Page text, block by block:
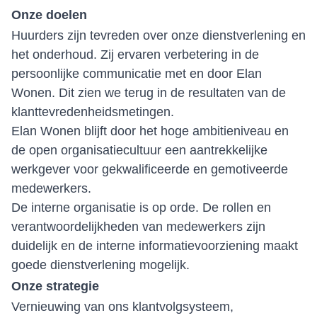
Onze doelen
Huurders zijn tevreden over onze dienstverlening en
het onderhoud. Zij ervaren verbetering in de
persoonlijke communicatie met en door Elan
Wonen. Dit zien we terug in de resultaten van de
klanttevredenheidsmetingen.
Elan Wonen blijft door het hoge ambitieniveau en
de open organisatiecultuur een aantrekkelijke
werkgever voor gekwalificeerde en gemotiveerde
medewerkers.
De interne organisatie is op orde. De rollen en
verantwoordelijkheden van medewerkers zijn
duidelijk en de interne informatievoorziening maakt
goede dienstverlening mogelijk.
Onze strategie
Vernieuwing van ons klantvolgsysteem,